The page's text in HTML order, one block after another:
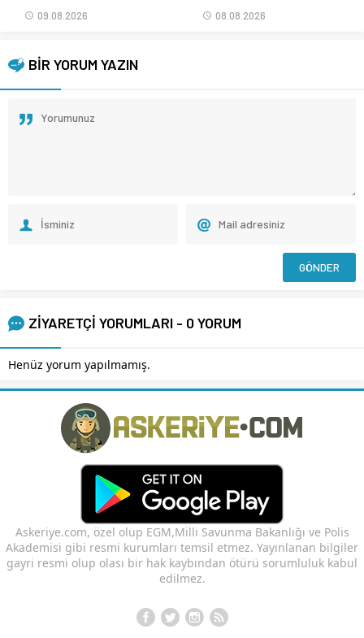
09.08.2026 08.08.2026
BİR YORUM YAZIN
ZİYARETÇİ YORUMLARI - 0 YORUM
Henüz yorum yapılmamış.
Askeriye.com, özel olup EGM,Milli Savunma Bakanlığı ve Polis
Akademisi gibi resmi kurumları temsil etmez. Yayınlanan bilgiler
gayri resmi olup olası bir hak kaybından ötürü sorumluluk kabul
edilmez.